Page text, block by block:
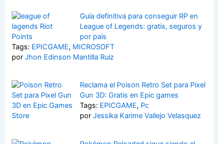
Guía definitiva para conseguir RP en
League of Legends: gratis, seguros y
por país
Tags: EPICGAME, MICROSOFT
porJhon Edinson Mantilla Ruiz
Reclama el Poison Retro Set para Pixel
Gun 3D: Gratis en Epic games
Tags: EPICGAME, Pc
por Jessika Karime Vallejo Velasquez